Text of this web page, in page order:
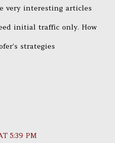
very interesting articles
initial traffic only. How
strategies
5:39 PM